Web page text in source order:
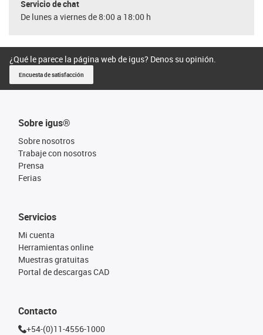
Servicio de chat
De lunes a viernes de 8:00 a 18:00 h
¿Qué le parece la página web de igus? Denos su opinión.
Encuesta de satisfacción
Sobre igus®
Sobre nosotros
Trabaje con nosotros
Prensa
Ferias
Servicios
Mi cuenta
Herramientas online
Muestras gratuitas
Portal de descargas CAD
Contacto
+54-(0)11-4556-1000